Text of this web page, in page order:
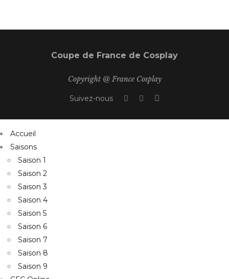
Coupe de France de Cosplay
Copyright @ France Cosplay
Suivez-nous
Accueil
Saisons
Saison 1
Saison 2
Saison 3
Saison 4
Saison 5
Saison 6
Saison 7
Saison 8
Saison 9